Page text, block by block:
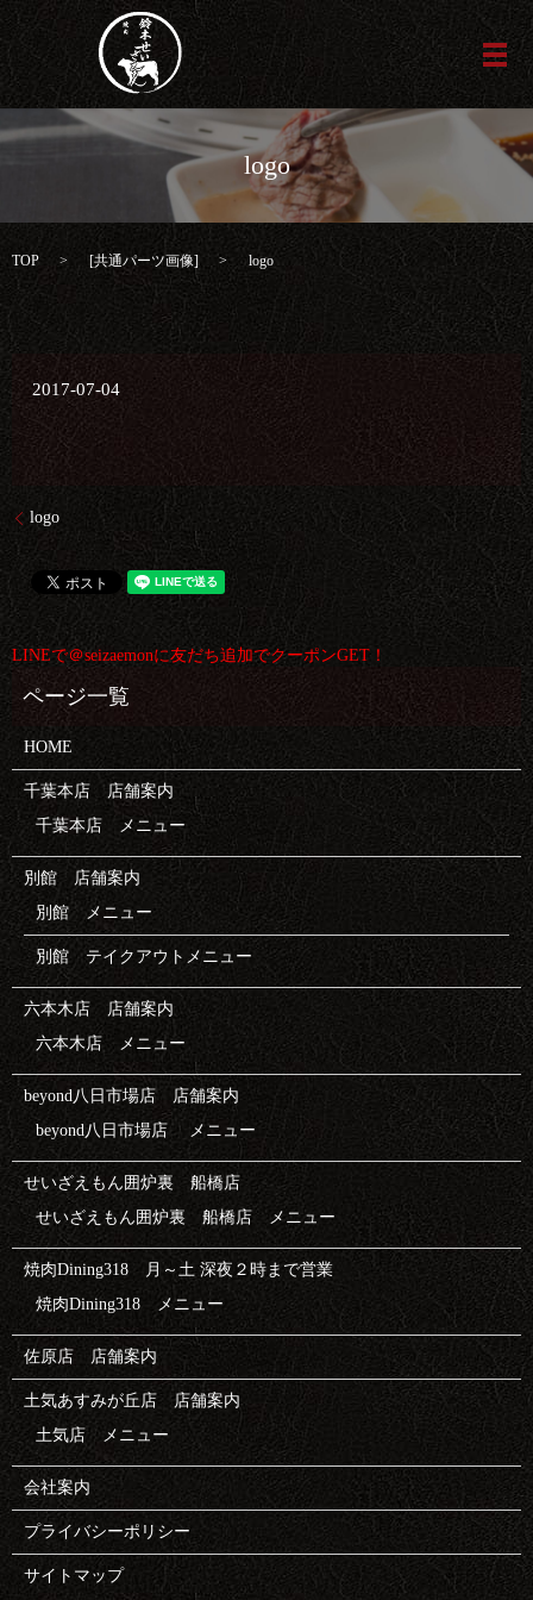
メ
logo
TOP [共通パーツ画像] logo
2017-07-04
logo
LINEで＠seizaemonに友だち追加でクーポンGET！
HOME
千葉本店 店舗案内
千葉本店 メニュー
別館 店舗案内
別館 メニュー
別館 テイクアウトメニュー
六本木店 店舗案内
六本木店 メニュー
beyond八日市場店 店舗案内
beyond八日市場店 メニュー
せいざえもん囲炉裏 船橋店
せいざえもん囲炉裏 船橋店 メニュー
焼肉Dining318 月～土 深夜２時まで営業
焼肉Dining318 メニュー
佐原店 店舗案内
土気あすみが丘店 店舗案内
土気店 メニュー
会社案内
プライバシーポリシー
サイトマップ